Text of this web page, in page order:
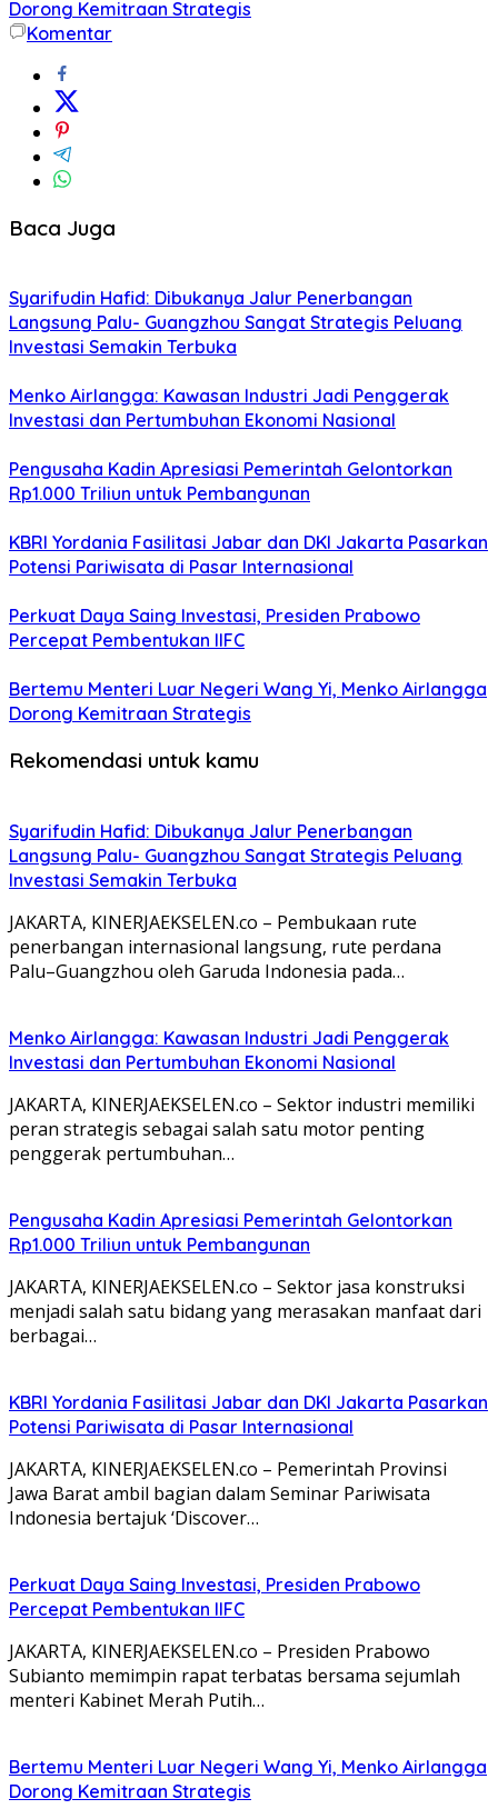
Dorong Kemitraan Strategis
Komentar
Baca Juga
Syarifudin Hafid: Dibukanya Jalur Penerbangan
Langsung Palu- Guangzhou Sangat Strategis Peluang
Investasi Semakin Terbuka
Menko Airlangga: Kawasan Industri Jadi Penggerak
Investasi dan Pertumbuhan Ekonomi Nasional
Pengusaha Kadin Apresiasi Pemerintah Gelontorkan
Rp1.000 Triliun untuk Pembangunan
KBRI Yordania Fasilitasi Jabar dan DKI Jakarta Pasarkan
Potensi Pariwisata di Pasar Internasional
Perkuat Daya Saing Investasi, Presiden Prabowo
Percepat Pembentukan IIFC
Bertemu Menteri Luar Negeri Wang Yi, Menko Airlangga
Dorong Kemitraan Strategis
Rekomendasi untuk kamu
Syarifudin Hafid: Dibukanya Jalur Penerbangan
Langsung Palu- Guangzhou Sangat Strategis Peluang
Investasi Semakin Terbuka
JAKARTA, KINERJAEKSELEN.co – Pembukaan rute
penerbangan internasional langsung, rute perdana
Palu–Guangzhou oleh Garuda Indonesia pada…
Menko Airlangga: Kawasan Industri Jadi Penggerak
Investasi dan Pertumbuhan Ekonomi Nasional
JAKARTA, KINERJAEKSELEN.co – Sektor industri memiliki
peran strategis sebagai salah satu motor penting
penggerak pertumbuhan…
Pengusaha Kadin Apresiasi Pemerintah Gelontorkan
Rp1.000 Triliun untuk Pembangunan
JAKARTA, KINERJAEKSELEN.co – Sektor jasa konstruksi
menjadi salah satu bidang yang merasakan manfaat dari
berbagai…
KBRI Yordania Fasilitasi Jabar dan DKI Jakarta Pasarkan
Potensi Pariwisata di Pasar Internasional
JAKARTA, KINERJAEKSELEN.co – Pemerintah Provinsi
Jawa Barat ambil bagian dalam Seminar Pariwisata
Indonesia bertajuk ‘Discover…
Perkuat Daya Saing Investasi, Presiden Prabowo
Percepat Pembentukan IIFC
JAKARTA, KINERJAEKSELEN.co – Presiden Prabowo
Subianto memimpin rapat terbatas bersama sejumlah
menteri Kabinet Merah Putih…
Bertemu Menteri Luar Negeri Wang Yi, Menko Airlangga
Dorong Kemitraan Strategis